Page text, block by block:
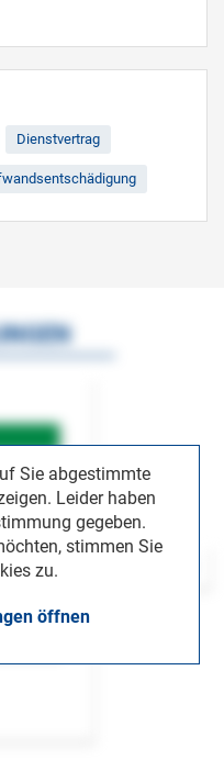
Dienstvertrag
Sie abgestimmte
Leider haben
gegeben.
stimmen Sie
zu.
öffnen